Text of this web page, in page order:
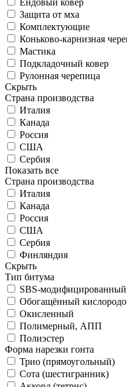
Защита от мха
Комплектующие
Коньково-карнизная
Мастика
Подкладочный ковер
Рулонная черепица
Скрыть
Страна производства
Италия
Канада
Россия
США
Сербия
Показать все
Страна производства
Италия
Канада
Россия
США
Сербия
Финляндия
Скрыть
Тип битума
SBS-модифицированный
Обогащённый
Окисленный
Полимерный, АПП
Полиэстер
Форма нарезки гонта
Трио (прямоугольный)
Сота (шестигранник)